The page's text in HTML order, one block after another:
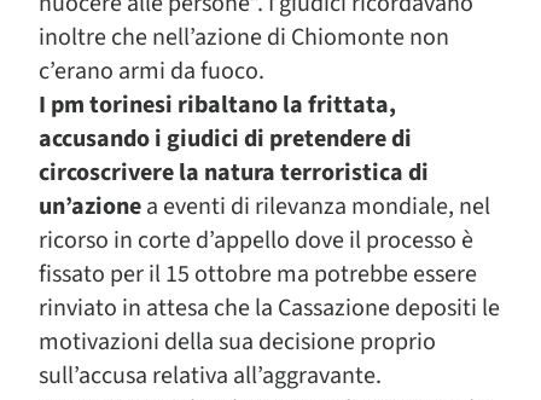
inoltre che nell’azione di Chiomonte non
c’erano armi da fuoco.
I pm torinesi ribaltano la frittata,
accusandoi giudici di pretendere di
circoscrivere la natura terroristica di
un’azionea eventi di rilevanza mondiale, nel
ricorso in corte d’appello dove il processo è
fissato per il 15 ottobre ma potrebbe essere
rinviato in attesa che la Cassazione depositi le
motivazioni della sua decisione proprio
sull’accusa relativa all’aggravante.